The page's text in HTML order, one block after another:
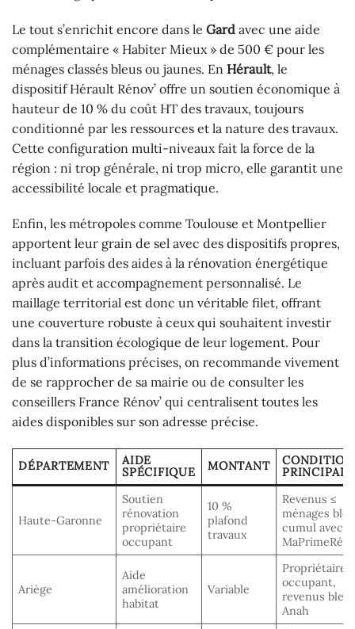
Le tout s’enrichit encore dans le Gard avec une aide
complémentaire « Habiter Mieux » de 500 € pour les
ménages classés bleus ou jaunes. En Hérault, le
dispositif Hérault Rénov’ offre un soutien économique à
hauteur de 10 % du coût HT des travaux, toujours
conditionné par les ressources et la nature des travaux.
Cette configuration multi-niveaux fait la force de la
région : ni trop générale, ni trop micro, elle garantit une
accessibilité locale et pragmatique.
Enfin, les métropoles comme Toulouse et Montpellier
apportent leur grain de sel avec des dispositifs propres,
incluant parfois des aides à la rénovation énergétique
après audit et accompagnement personnalisé. Le
maillage territorial est donc un véritable filet, offrant
une couverture robuste à ceux qui souhaitent investir
dans la transition écologique de leur logement. Pour
plus d’informations précises, on recommande vivement
de se rapprocher de sa mairie ou de consulter les
conseillers France Rénov’ qui centralisent toutes les
aides disponibles sur son adresse précise.
DÉPARTEMENT
AIDE
SPÉCIFIQUE
MONTANT
Haute-Garonne
Soutien
rénovation
propriétaire
occupant
10 %
plafond
travaux
Revenus ≤
ménages
cumul avec
Ariège
Aide
amélioration
habitat
Variable
Propriétaire
occupant,
revenus
Anah